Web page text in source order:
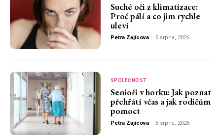
Suché oči z klimatizace:
Proč pálí a co jim rychle
uleví
Petra Zajícova - 5 srpna, 2026
SPOLEČNOST
Senioři v horku: Jak poznat
přehřátí včas a jak rodičům
pomoct
Petra Zajícova - 5 srpna, 2026